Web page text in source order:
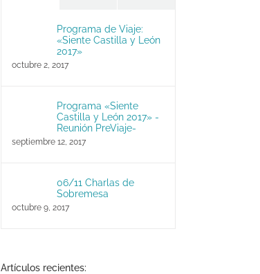
Programa de Viaje:
«Siente Castilla y León
2017»
octubre 2, 2017
Programa «Siente
Castilla y León 2017» -
Reunión PreViaje-
septiembre 12, 2017
06/11 Charlas de
Sobremesa
octubre 9, 2017
Artículos recientes: